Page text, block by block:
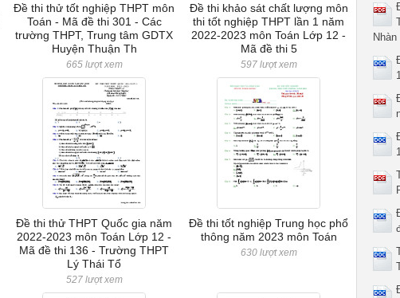
Đề thi thử tốt nghiệp THPT môn
Toán - Mã đề thi 301 - Các
trường THPT, Trung tâm GDTX
Huyện Thuận Th
665 lượt xem
Đề thi khảo sát chất lượng môn
thi tốt nghiệp THPT lần 1 năm
2022-2023 môn Toán Lớp 12 -
Mã đề thi 5
597 lượt xem
Đề thi thử THPT Quốc gia năm
2022-2023 môn Toán Lớp 12 -
Mã đề thi 136 - Trường THPT
Lý Thái Tổ
527 lượt xem
Đề thi tốt nghiệp Trung học phổ
thông năm 2023 môn Toán
630 lượt xem
Nhàn